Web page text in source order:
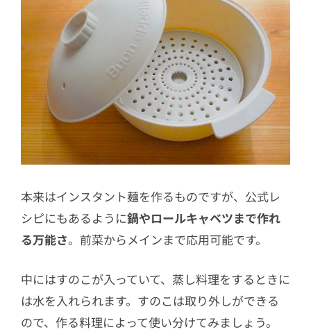
本来はインスタント麺を作るものですが、公式レ
シピにもあるように鍋やロールキャベツまで作れ
る万能さ。前菜からメインまで応用可能です。
中にはすのこが入っていて、蒸し料理をするときに
は水を入れられます。すのこは取り外しができる
ので、作る料理によって使い分けてみましょう。